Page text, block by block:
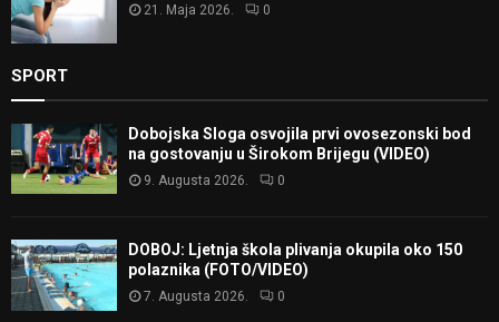
21. Maja 2026. 0
SPORT
Dobojska Sloga osvojila prvi ovosezonski bod
na gostovanju u Širokom Brijegu (VIDEO)
9. Augusta 2026. 0
DOBOJ: Ljetnja škola plivanja okupila oko 150
polaznika (FOTO/VIDEO)
7. Augusta 2026. 0